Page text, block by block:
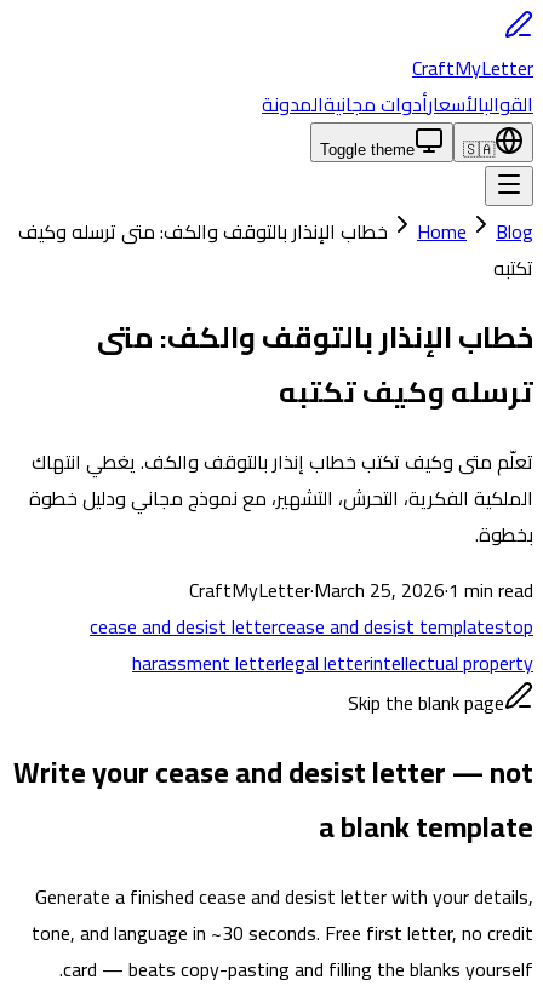
CraftMyLetter
القوالبالأسعارأدوات مجانيةالمدونة
🇸🇦
Toggle theme
Home Blog
خطاب الإنذار بالتوقف والكف: متى ترسله وكيف
تكتبه
خطاب الإنذار بالتوقف والكف: متى
ترسله وكيف تكتبه
تعلّم متى وكيف تكتب خطاب إنذار بالتوقف والكف. يغطي انتهاك
الملكية الفكرية، التحرش، التشهير، مع نموذج مجاني ودليل خطوة
بخطوة.
CraftMyLetter·March 25, 2026·1 min read
cease and desist lettercease and desist templatestop
harassment letterlegal letterintellectual property
Skip the blank page
Write your cease and desist letter — not
a blank template
Generate a finished cease and desist letter with your details,
tone, and language in ~30 seconds. Free first letter, no credit
card — beats copy-pasting and filling the blanks yourself.